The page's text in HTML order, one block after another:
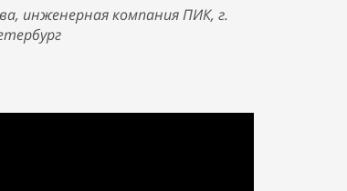
инженерная компания ПИК, г.